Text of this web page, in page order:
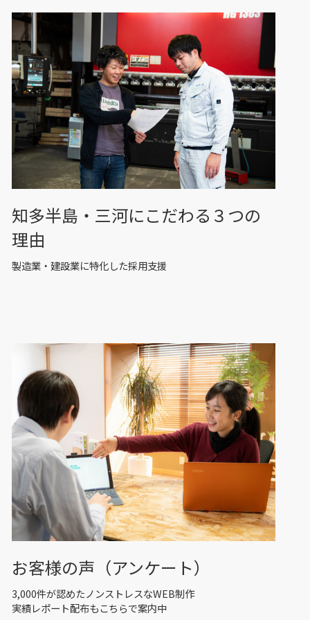
知多半島・三河にこだわる３つの
理由
製造業・建設業に特化した採用支援
お客様の声（アンケート）
3,000件が認めたノンストレスなWEB制作
実績レポート配布もこちらで案内中